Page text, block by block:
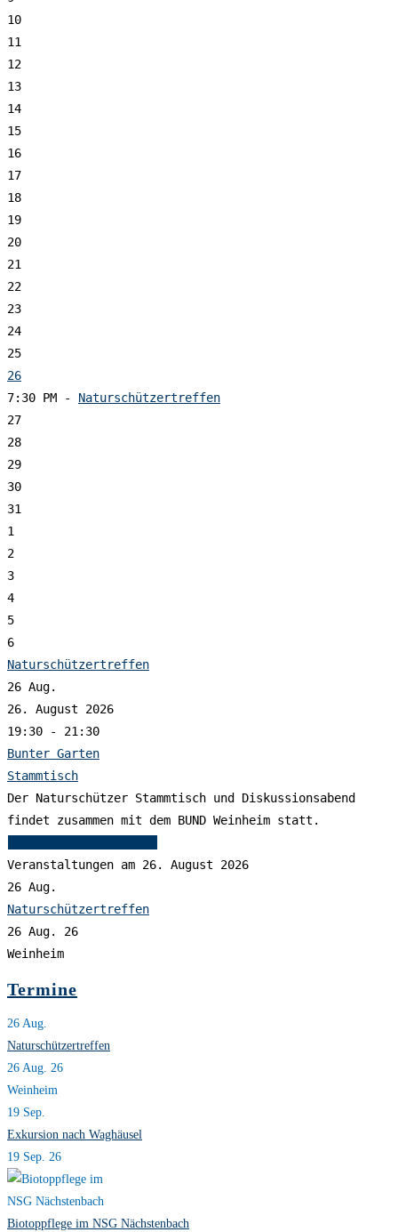
10
11
12
13
14
15
16
17
18
19
20
21
22
23
24
25
26
7:30 PM - Naturschützertreffen
27
28
29
30
31
1
2
3
4
5
6
Naturschützertreffen
26 Aug.
26. August 2026
19:30 - 21:30
Bunter Garten
Stammtisch
Der Naturschützer Stammtisch und Diskussionsabend
findet zusammen mit dem BUND Weinheim statt.
Veranstaltungen am 26. August 2026
26 Aug.
Naturschützertreffen
26 Aug. 26
Weinheim
Termine
26 Aug.
Naturschützertreffen
26 Aug. 26
Weinheim
19 Sep.
Exkursion nach Waghäusel
19 Sep. 26
Biotoppflege im NSG Nächstenbach